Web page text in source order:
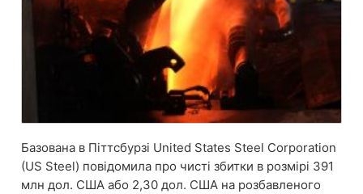
Базована в Піттсбурзі United States Steel Corporation
(US Steel) повідомила про чисті збитки в розмірі 391
млн дол. США або 2,30 дол. США на розбавленого